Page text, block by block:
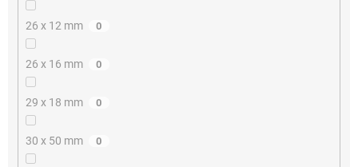
26 x 12 mm 0
26 x 16 mm 0
29 x 18 mm 0
30 x 50 mm 0